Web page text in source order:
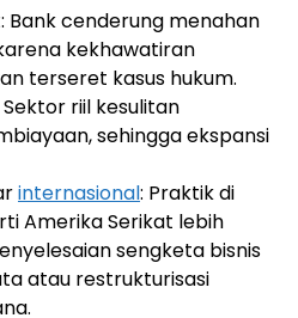
Bank cenderung menahan
kekhawatiran
terseret kasus hukum.
riil kesulitan
sehingga ekspansi
internasional: Praktik di
Amerika Serikat lebih
sengketa bisnis
atau restrukturisasi